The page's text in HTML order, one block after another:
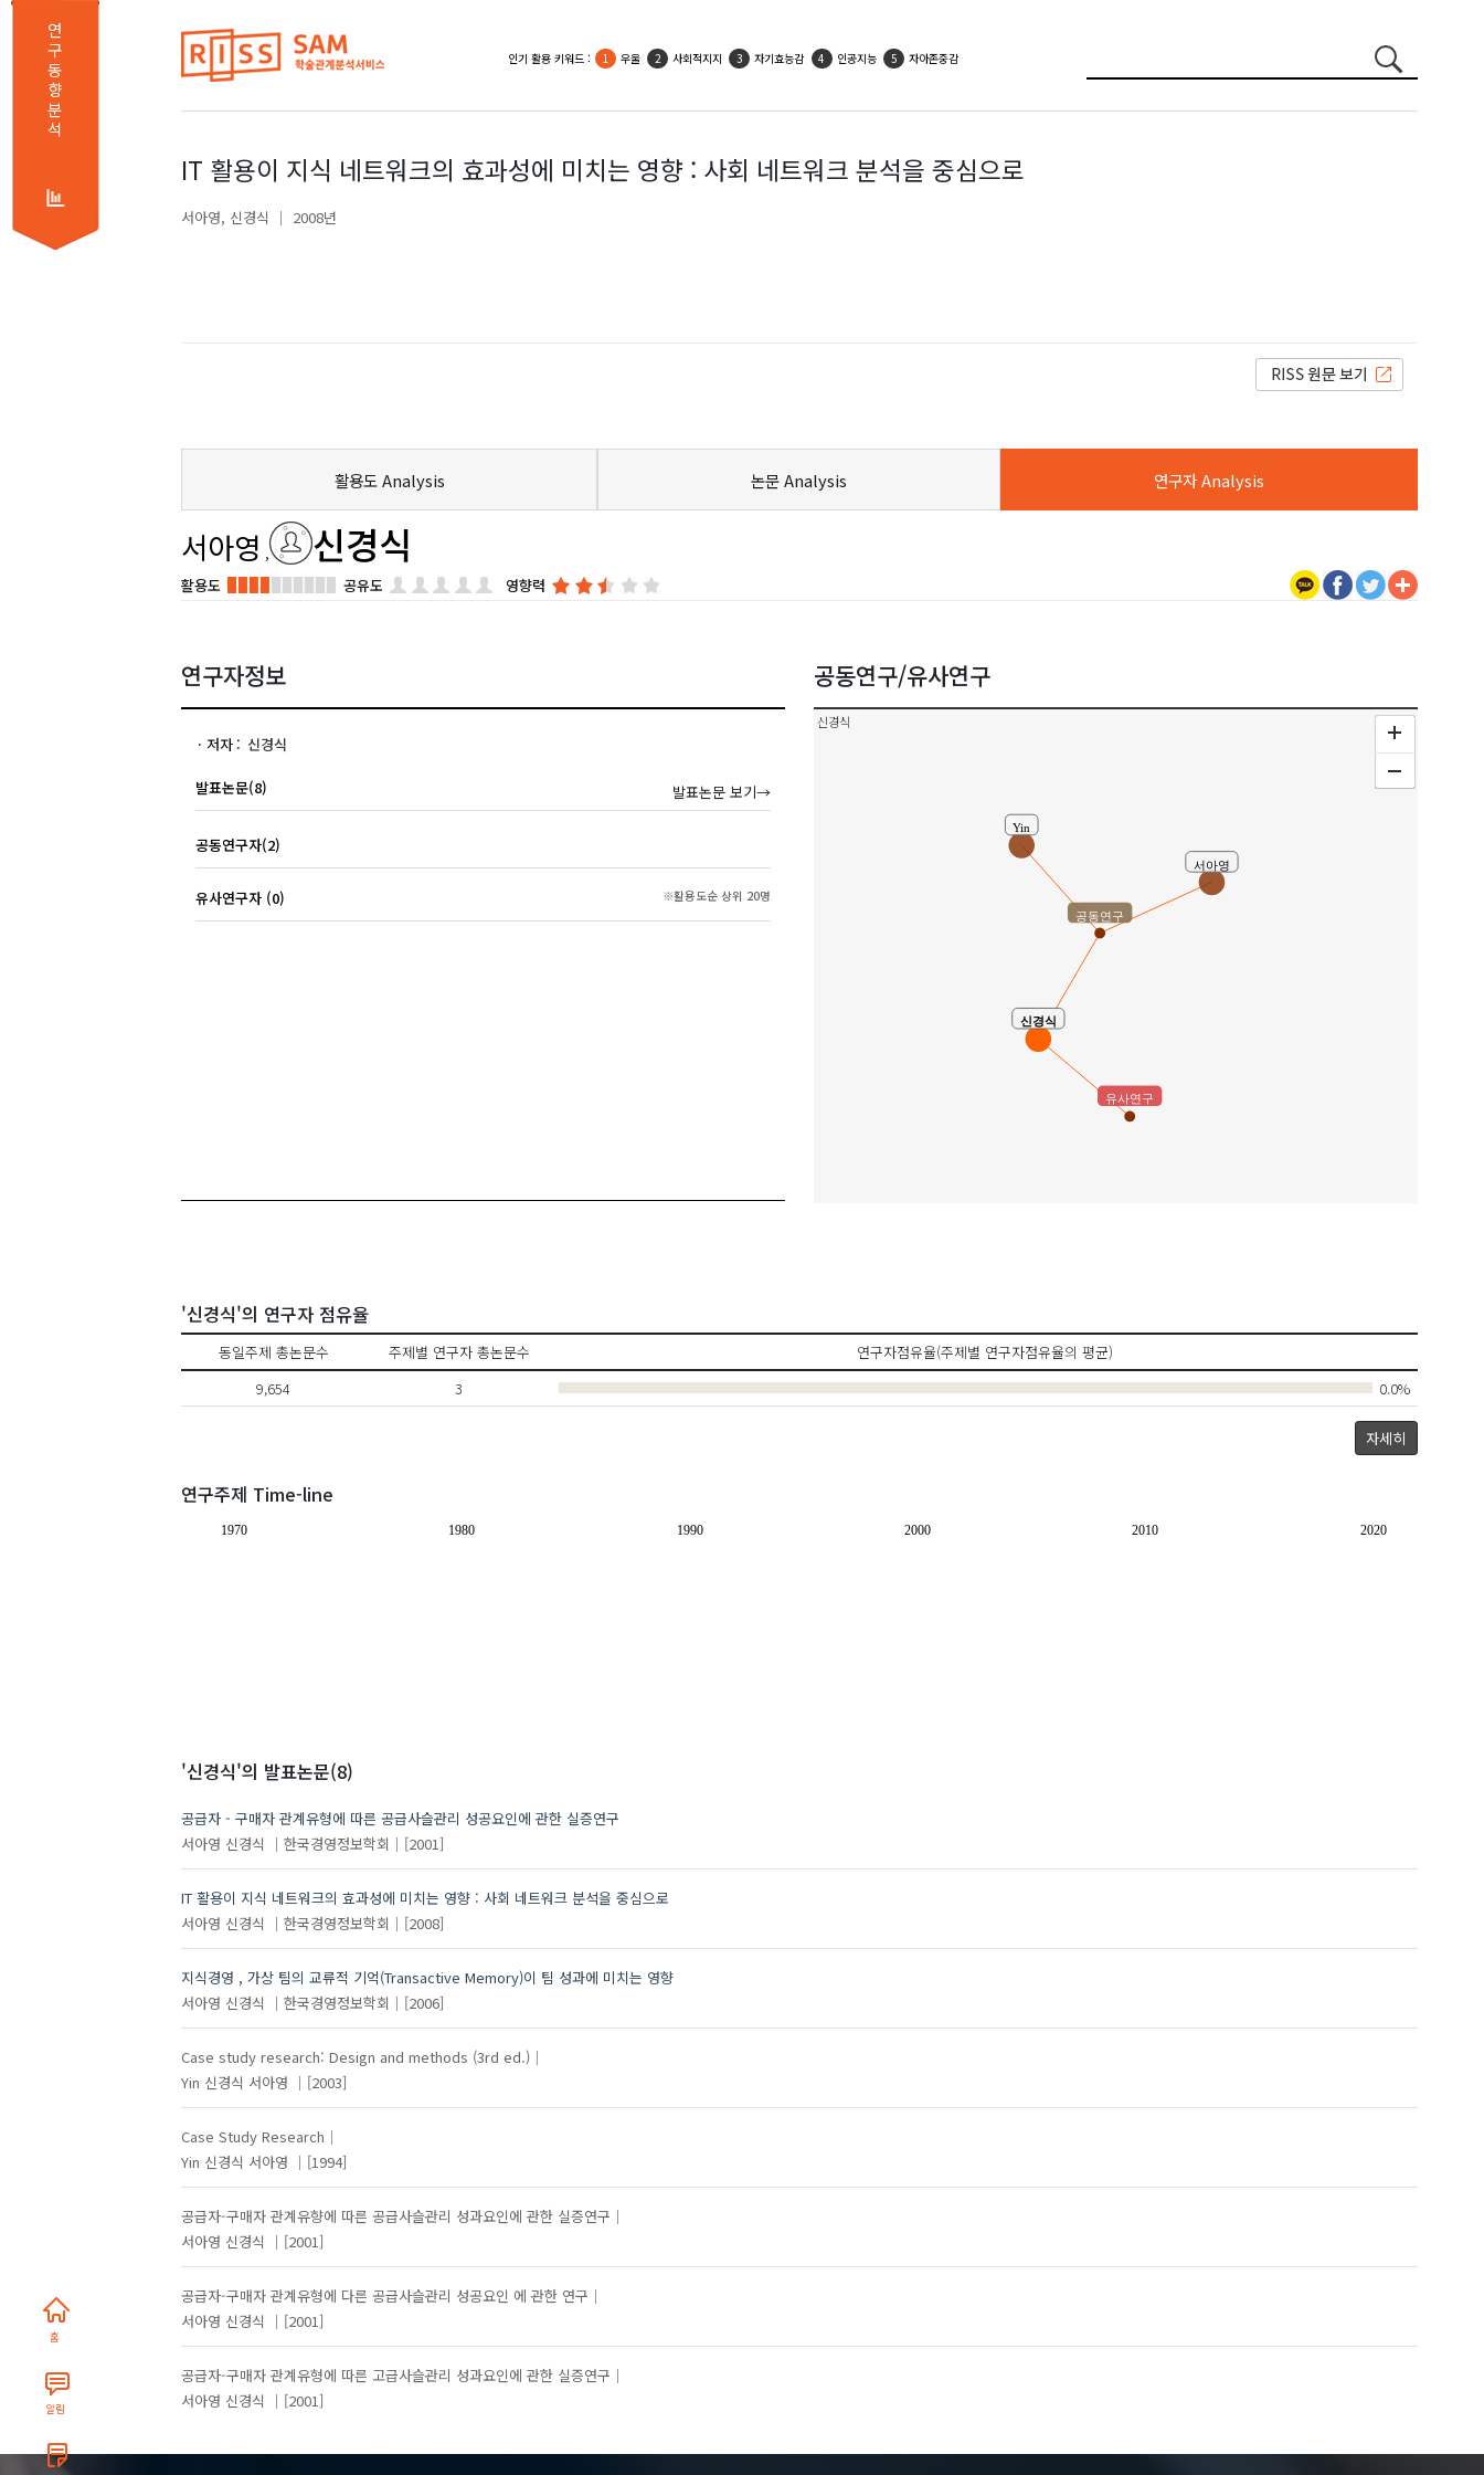
연
구
동
향
분
석
홈
알림
인기 활용 키워드 : 우울 사회적지지 자기효능감 인공지능 자아존중감
IT 활용이 지식 네트워크의 효과성에 미치는 영향 : 사회 네트워크 분석을 중심으로
서아영 신경식 2008년
활용도 Analysis 논문 Analysis 연구자 Analysis
서아영 신경식
활용도 공유도 영향력
연구자정보
저자 신경식
발표논문(8) 발표논문 보기→
공동연구자(2)
유사연구자 (0) ※활용도순 상위 20명
공동연구/유사연구
신경식
서아영
Yin
신경식
공동연구
유사연구
'신경식'의 연구자 점유율
동일주제 총논문수 주제별 연구자 총논문수
연구자점유율(주제별 연구자점유율의 평균)
9,654
3 0.0%
자세히
연구주제 Time-line
1970 1980 1990 2000 2010 2020
'신경식'의 발표논문(8)
공급자 - 구매자 관계유형에 따른 공급사슬관리 성공요인에 관한 실증연구
서아영 신경식 한국경영정보학회 [2001]
IT 활용이 지식 네트워크의 효과성에 미치는 영향 : 사회 네트워크 분석을 중심으로
서아영 신경식 한국경영정보학회 [2008]
지식경영 , 가상 팀의 교류적 기억(Transactive Memory)이 팀 성과에 미치는 영향
서아영 신경식 한국경영정보학회 [2006]
Case study research: Design and methods (3rd ed.)
Yin 신경식 서아영 [2003]
Case Study Research
Yin 신경식 서아영 [1994]
공급자-구매자 관계유향에 따른 공급사슬관리 성과요인에 관한 실증연구
서아영 신경식 [2001]
공급자-구매자 관계유형에 다른 공급사슬관리 성공요인 에 관한 연구
서아영 신경식 [2001]
공급자-구매자 관계유형에 따른 고급사슬관리 성과요인에 관한 실증연구
서아영 신경식 [2001]